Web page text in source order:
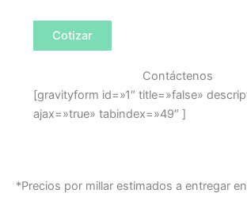
Cotizar
Contáctenos
[gravityform id=»1″ title=»false»
ajax=»true» tabindex=»49″ ]
*Precios por millar estimados a entregar